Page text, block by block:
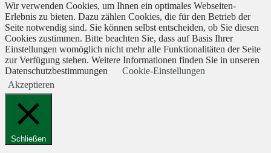
Wir verwenden Cookies, um Ihnen ein optimales Webseiten-
Erlebnis zu bieten. Dazu zählen Cookies, die für den Betrieb der
Seite notwendig sind. Sie können selbst entscheiden, ob Sie diesen
Cookies zustimmen. Bitte beachten Sie, dass auf Basis Ihrer
Einstellungen womöglich nicht mehr alle Funktionalitäten der Seite
zur Verfügung stehen. Weitere Informationen finden Sie in unseren
Datenschutzbestimmungen
Cookie-Einstellungen
Akzeptieren
Schließen